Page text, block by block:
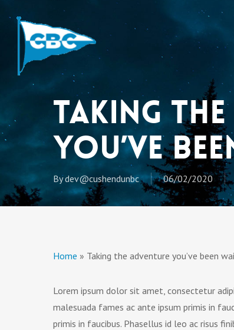
content
Taking
you’ve
By dev@cushendunbc 06/02/2020
Home » Taking the adventure you’ve been
Lorem ipsum dolor sit amet, consectetur
malesuada fames ac ante ipsum primis in
primis in faucibus. Phasellus id leo ac risus